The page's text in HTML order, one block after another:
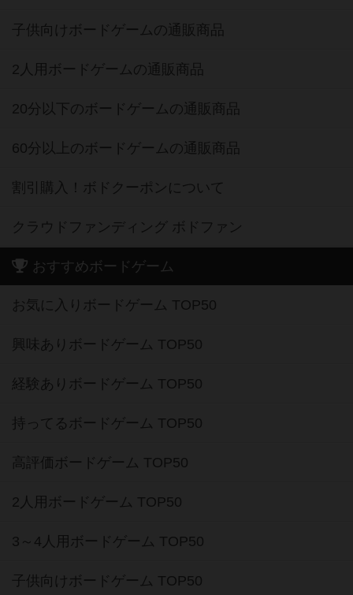
子供向けボードゲームの通販商品
2人用ボードゲームの通販商品
20分以下のボードゲームの通販商品
60分以上のボードゲームの通販商品
割引購入！ボドクーポンについて
クラウドファンディング ボドファン
おすすめボードゲーム
お気に入りボードゲーム TOP50
興味ありボードゲーム TOP50
経験ありボードゲーム TOP50
持ってるボードゲーム TOP50
高評価ボードゲーム TOP50
2人用ボードゲーム TOP50
3～4人用ボードゲーム TOP50
子供向けボードゲーム TOP50